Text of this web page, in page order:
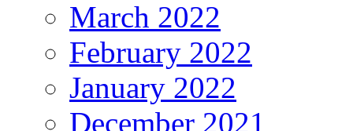
March 2022
February 2022
January 2022
December 2021